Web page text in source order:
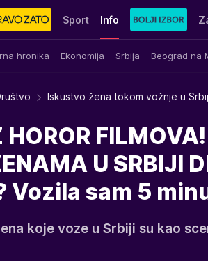
Sport Info
hronika Ekonomija Srbija Beograd na
Iskustvo žena tokom vožnje u
HOROR
U SRBIJI
Vozila sam 5
koje voze u Srbiji su kao